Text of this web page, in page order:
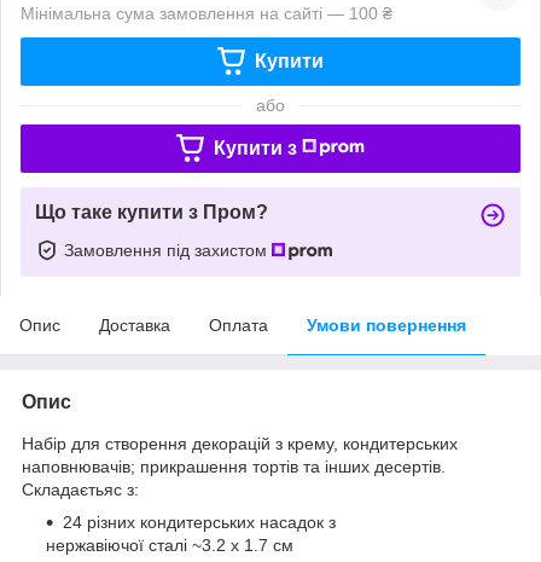
Мінімальна сума замовлення на сайті — 100 ₴
Купити
або
Купити з
Що таке купити з Пром?
Замовлення під захистом
Опис Доставка Оплата Умови повернення
Опис
Набір для створення декорацій з крему, кондитерських
наповнювачів; прикрашення тортів та інших десертів.
Складаєтьяс з:
24 різних кондитерських насадок з
нержавіючої сталі ~3.2 х 1.7 см